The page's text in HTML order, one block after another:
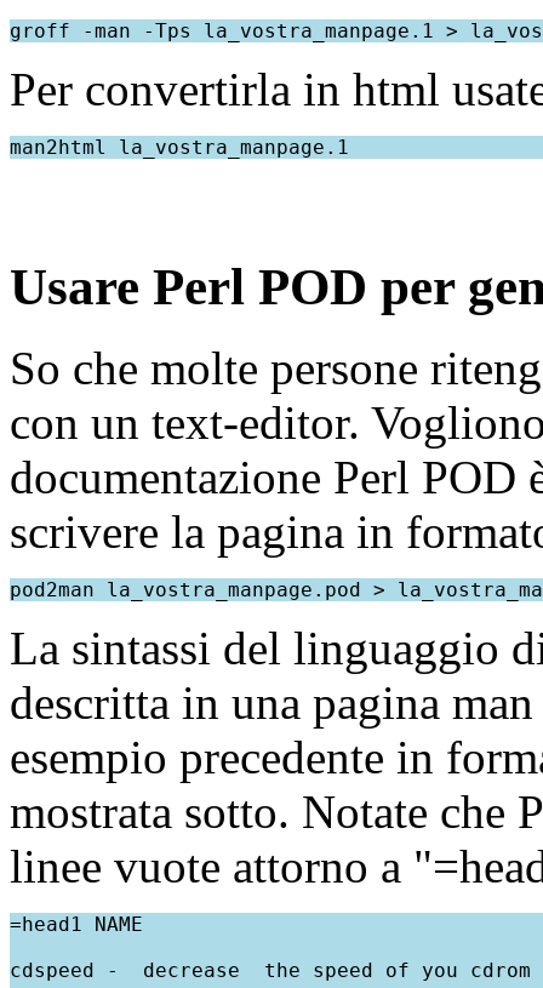
Per convertirla in html
Usare Perl POD per
So che molte persone
con un text-editor.
documentazione Perl POD
scrivere la pagina in
La sintassi del linguaggio
descritta in una pagina
esempio precedente in
mostrata sotto. Notate che
linee vuote attorno a
=head1 NAME
cdspeed -  decrease  the speed of you